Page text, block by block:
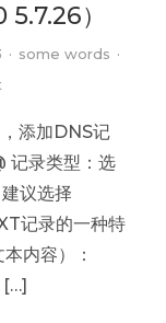
）
· some words ·
添加DNS记
记录类型：选
议选择
记录的一种特
内容）：